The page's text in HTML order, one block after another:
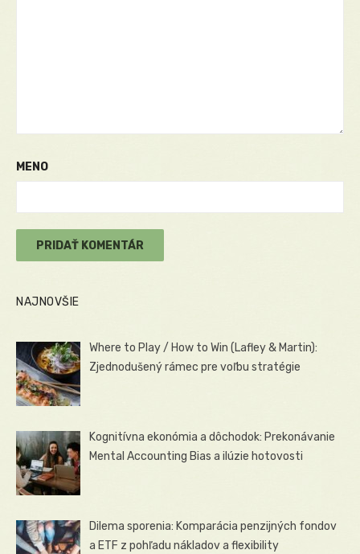
MENO
NAJNOVŠIE
Where to Play / How to Win (Lafley & Martin):
Zjednodušený rámec pre voľbu stratégie
Kognitívna ekonómia a dôchodok: Prekonávanie
Mental Accounting Bias a ilúzie hotovosti
Dilema sporenia: Komparácia penzijných fondov
a ETF z pohľadu nákladov a flexibility